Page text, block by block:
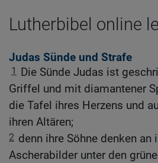
Lutherbibel online
Judas Sünde und Strafe
1
Die Sünde Judas ist
Griffel und mit diamantener
die Tafel ihres Herzens und
ihren Altären;
2 denn ihre Söhne denken an
Ascherabilder unter den